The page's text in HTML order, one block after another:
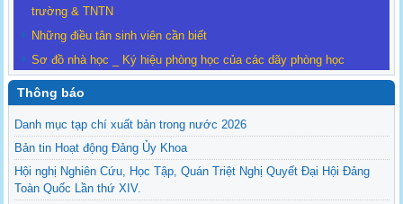
trường & TNTN
Những điều tân sinh viên cần biết
Sơ đồ nhà học _ Ký hiệu phòng học của các dãy phòng học
Thông báo
Danh mục tạp chí xuất bản trong nước 2026
Bản tin Hoạt động Đảng Ủy Khoa
Hội nghị Nghiên Cứu, Học Tập, Quán Triệt Nghị Quyết Đại Hội Đảng
Toàn Quốc Lần thứ XIV.